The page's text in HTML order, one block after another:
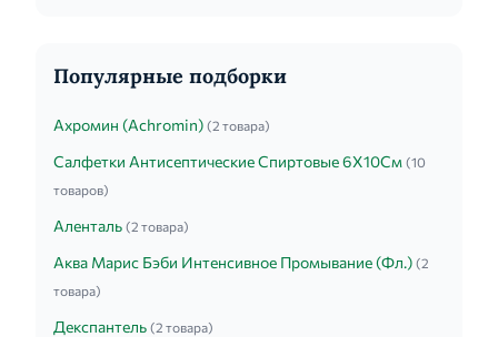
Популярные подборки
Ахромин (Achromin) (2 товара)
Салфетки Антисептические Спиртовые 6Х10См (10
товаров)
Аленталь (2 товара)
Аква Марис Бэби Интенсивное Промывание (Фл.) (2
товара)
Декспантель (2 товара)